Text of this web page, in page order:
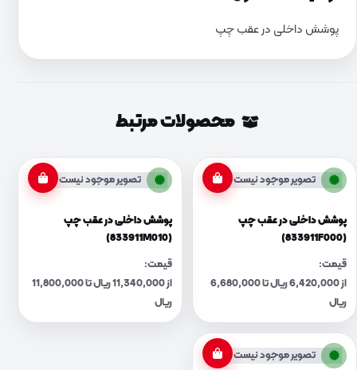
پوشش داخلی در عقب چپ
محصولات مرتبط
تصویر موجود نیست
پوشش داخلی در عقب چپ
(833911F000)
قیمت:
از 6,420,000 ریال تا 6,680,000
ریال
تصویر موجود نیست
پوشش داخلی در عقب چپ
(833911M010)
قیمت:
از 11,340,000 ریال تا 11,800,000
ریال
تصویر موجود نیست